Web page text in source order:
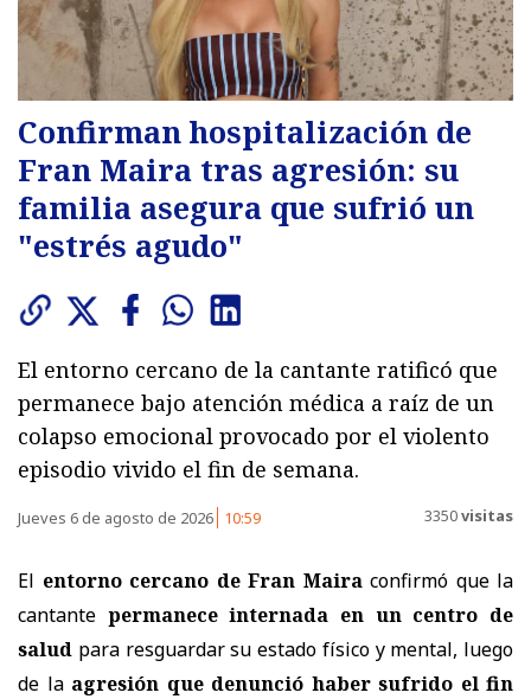
Confirman hospitalización de
Fran Maira tras agresión: su
familia asegura que sufrió un
"estrés agudo"
El entorno cercano de la cantante ratificó que
permanece bajo atención médica a raíz de un
colapso emocional provocado por el violento
episodio vivido el fin de semana.
Jueves 6 de agosto de 2026 10:59 3350visitas
El entorno cercano de Fran Mairaconfirmó que la
cantante permanece internada en un centro de
salud para resguardar su estado físico y mental, luego
de la agresión que denunció haber sufrido el fin